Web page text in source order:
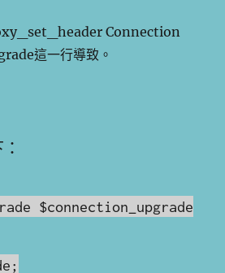
Connection
這一行導致。
$connection_upgrade